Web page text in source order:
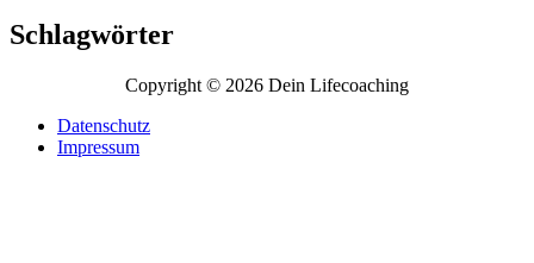
Schlagwörter
Copyright © 2026 Dein Lifecoaching
Datenschutz
Impressum